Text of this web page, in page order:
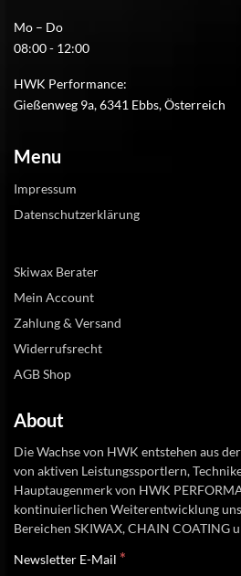
Mo – Do
08:00 - 12:00
HWK Performance:
Gießenweg 9a, 6341 Ebbs, Österreich
Menu
Impressum
Datenschutzerklärung
Skiwax Berater
Mein Account
Zahlung & Versand
Widerrufsrecht
AGB Shop
About
Die Wachse von HWK entstehen aus
von aktiven Leistungssportlern,
Hauptaugenmerk von HWK
kontinuierlichen Weiterentwicklung
Bereichen SKIWAX, CHAIN COATING
Newsletter E-Mail *